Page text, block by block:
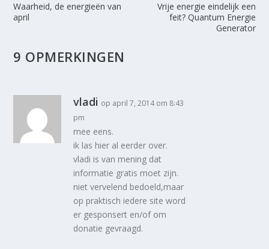
Waarheid, de energieën van
april
Vrije energie eindelijk een
feit? Quantum Energie
Generator
9 OPMERKINGEN
vladi op april 7, 2014 om 8:43
pm
mee eens.
ik las hier al eerder over.
vladi is van mening dat
informatie gratis moet zijn.
niet vervelend bedoeld,maar
op praktisch iedere site word
er gesponsert en/of om
donatie gevraagd.